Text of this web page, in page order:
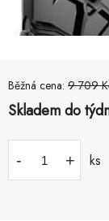
Běžná cena: 9 709
Skladem do
- + ks